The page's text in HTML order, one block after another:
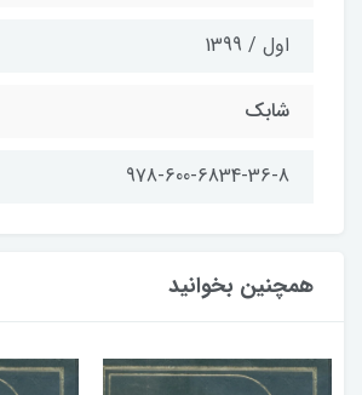
اول / 1399
شابک
978-600-6834-36-8
همچنین بخوانید